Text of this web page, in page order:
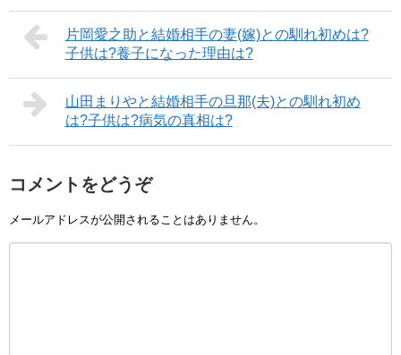
片岡愛之助と結婚相手の妻(嫁)との馴れ初めは?
子供は?養子になった理由は?
山田まりやと結婚相手の旦那(夫)との馴れ初め
は?子供は?病気の真相は?
コメントをどうぞ
メールアドレスが公開されることはありません。